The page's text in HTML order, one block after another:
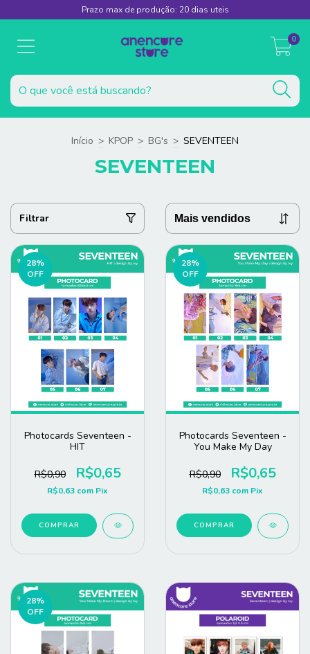
Prazo max de produção: 20 dias uteis
0
Início > KPOP > BG's > SEVENTEEN
SEVENTEEN
Filtrar
28%
OFF
Photocards Seventeen -
HIT
R$0,90 R$0,65
R$0,63 com Pix
COMPRAR
28%
OFF
Photocards Seventeen -
You Make My Day
R$0,90 R$0,65
R$0,63 com Pix
COMPRAR
28%
OFF